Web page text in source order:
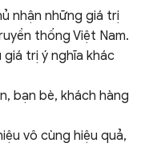
nhận những giá trị
thống Việt Nam.
giá trị ý nghĩa khác
bạn bè, khách hàng
vô cùng hiệu quả,